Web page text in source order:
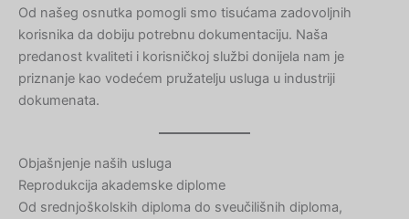
Od našeg osnutka pomogli smo tisućama zadovoljnih
korisnika da dobiju potrebnu dokumentaciju. Naša
predanost kvaliteti i korisničkoj službi donijela nam je
priznanje kao vodećem pružatelju usluga u industriji
dokumenata.
Objašnjenje naših usluga
Reprodukcija akademske diplome
Od srednjoškolskih diploma do sveučilišnih diploma,